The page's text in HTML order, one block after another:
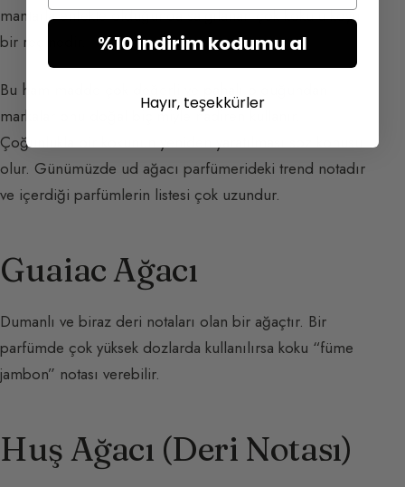
mantarla enfekte olduğunda salgılanan çok kokulu koyu
bir reçinedir.
Bu ham madde çok değerli ve pahalı olduğundan
markalar onu doğal biçimiyle nadiren kullanır.
Çoğunlukla bir kokunun yeniden yaratılması söz konusu
olur. Günümüzde ud ağacı parfümerideki trend notadır
ve içerdiği parfümlerin listesi çok uzundur.
Guaiac Ağacı
Dumanlı ve biraz deri notaları olan bir ağaçtır. Bir
parfümde çok yüksek dozlarda kullanılırsa koku “füme
jambon” notası verebilir.
Huş Ağacı (Deri Notası)
%10 indirim kodumu al
Hayır, teşekkürler